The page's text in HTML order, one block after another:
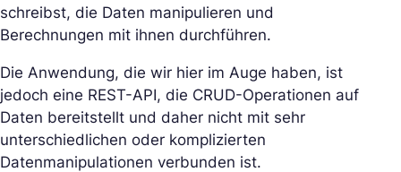
schreibst, die Daten manipulieren und
Berechnungen mit ihnen durchführen.
Die Anwendung, die wir hier im Auge haben, ist
jedoch eine REST-API, die CRUD-Operationen auf
Daten bereitstellt und daher nicht mit sehr
unterschiedlichen oder komplizierten
Datenmanipulationen verbunden ist.